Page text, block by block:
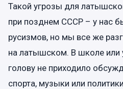
Такой угрозы для
при позднем СССР – у нас
русизмов, но мы все же
на латышском. В школе или
голову не приходило
спорта, музыки или